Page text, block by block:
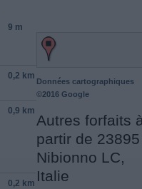
9 m
0,2 km
0,9 km
0,2 km
Données cartographiques
©2016 Google
Autres forfaits
partir de 23895
Nibionno LC,
Italie